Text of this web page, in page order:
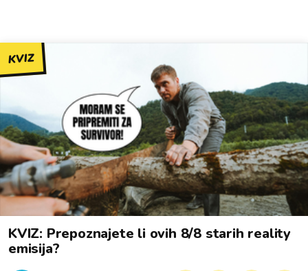
KVIZ
KVIZ: Prepoznajete li ovih 8/8 starih reality
emisija?